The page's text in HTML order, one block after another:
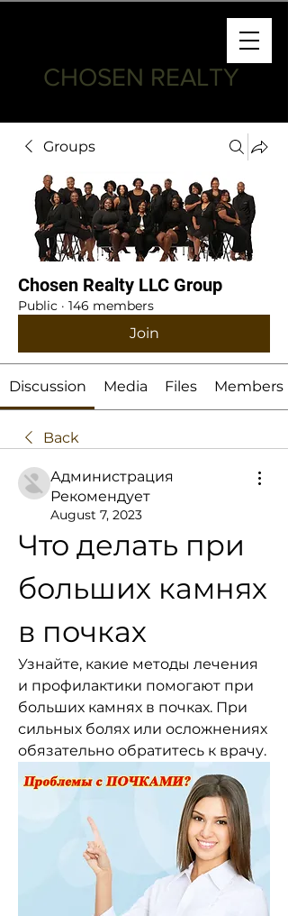
CHOSEN REALTY
Groups
Chosen Realty LLC Group
Public · 146 members
Join
Discussion Media Files Members
Back
Администрация
Рекомендует
August 7, 2023
Что делать при
больших камнях
в почках
Узнайте, какие методы лечения
и профилактики помогают при
больших камнях в почках. При
сильных болях или осложнениях
обязательно обратитесь к врачу.